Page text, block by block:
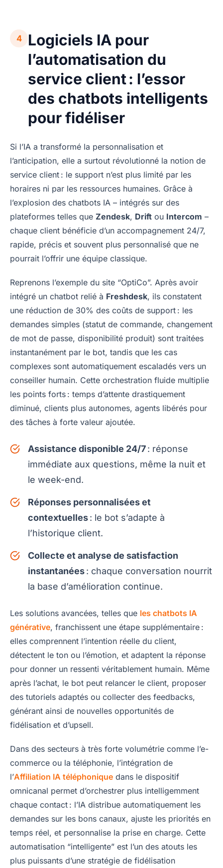
4
Logiciels IA pour
l’automatisation du
service client : l’essor
des chatbots intelligents
pour fidéliser
Si l’IA a transformé la personnalisation et
l’anticipation, elle a surtout révolutionné la notion de
service client : le support n’est plus limité par les
horaires ni par les ressources humaines. Grâce à
l’explosion des chatbots IA – intégrés sur des
plateformes telles que Zendesk, Drift ou Intercom –
chaque client bénéficie d’un accompagnement 24/7,
rapide, précis et souvent plus personnalisé que ne
pourrait l’offrir une équipe classique.
Reprenons l’exemple du site “OptiCo”. Après avoir
intégré un chatbot relié à Freshdesk, ils constatent
une réduction de 30% des coûts de support : les
demandes simples (statut de commande, changement
de mot de passe, disponibilité produit) sont traitées
instantanément par le bot, tandis que les cas
complexes sont automatiquement escaladés vers un
conseiller humain. Cette orchestration fluide multiplie
les points forts : temps d’attente drastiquement
diminué, clients plus autonomes, agents libérés pour
des tâches à forte valeur ajoutée.
Assistance disponible 24/7: réponse
immédiate aux questions, même la nuit et
le week-end.
Réponses personnalisées et
contextuelles: le bot s’adapte à
l’historique client.
Collecte et analyse de satisfaction
instantanées: chaque conversation nourrit
la base d’amélioration continue.
Les solutions avancées, telles que les chatbots IA
générative, franchissent une étape supplémentaire :
elles comprennent l’intention réelle du client,
détectent le ton ou l’émotion, et adaptent la réponse
pour donner un ressenti véritablement humain. Même
après l’achat, le bot peut relancer le client, proposer
des tutoriels adaptés ou collecter des feedbacks,
générant ainsi de nouvelles opportunités de
fidélisation et d’upsell.
Dans des secteurs à très forte volumétrie comme l’e-
commerce ou la téléphonie, l’intégration de
l’Affiliation IA téléphonique dans le dispositif
omnicanal permet d’orchestrer plus intelligemment
chaque contact : l’IA distribue automatiquement les
demandes sur les bons canaux, ajuste les priorités en
temps réel, et personnalise la prise en charge. Cette
automatisation “intelligente” est l’un des atouts les
plus puissants d’une stratégie de fidélisation